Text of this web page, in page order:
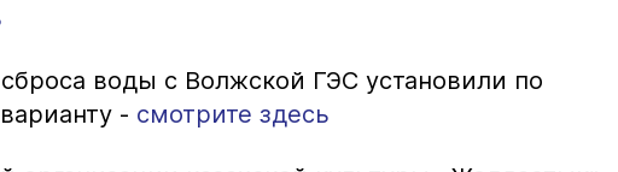
воды с Волжской ГЭС установили по
- смотрите здесь